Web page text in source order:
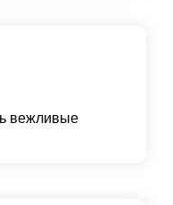
вежливые